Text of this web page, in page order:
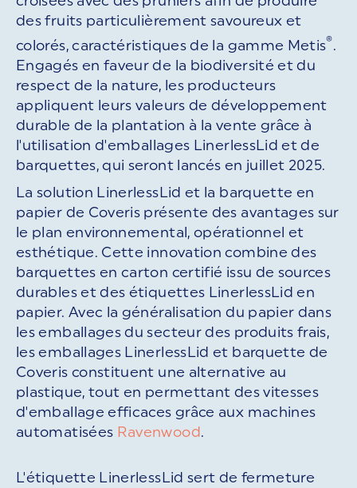
des fruits particulièrement savoureux et
colorés, caractéristiques de la gamme Metis®.
Engagés en faveur de la biodiversité et du
respect de la nature, les producteurs
appliquent leurs valeurs de développement
durable de la plantation à la vente grâce à
l'utilisation d'emballages LinerlessLid et de
barquettes, qui seront lancés en juillet 2025.
La solution LinerlessLid et la barquette en
papier de Coveris présente des avantages sur
le plan environnemental, opérationnel et
esthétique. Cette innovation combine des
barquettes en carton certifié issu de sources
durables et des étiquettes LinerlessLid en
papier. Avec la généralisation du papier dans
les emballages du secteur des produits frais,
les emballages LinerlessLid et barquette de
Coveris constituent une alternative au
plastique, tout en permettant des vitesses
d'emballage efficaces grâce aux machines
automatisées Ravenwood.
L'étiquette LinerlessLid sert de fermeture